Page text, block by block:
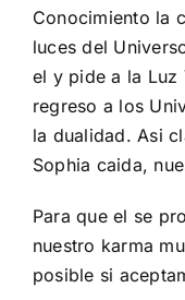
Conocimiento la
luces del
el y pide a la Luz
regreso a los
la dualidad. Asi
Sophia caida,
Para que el se
nuestro karma
posible si